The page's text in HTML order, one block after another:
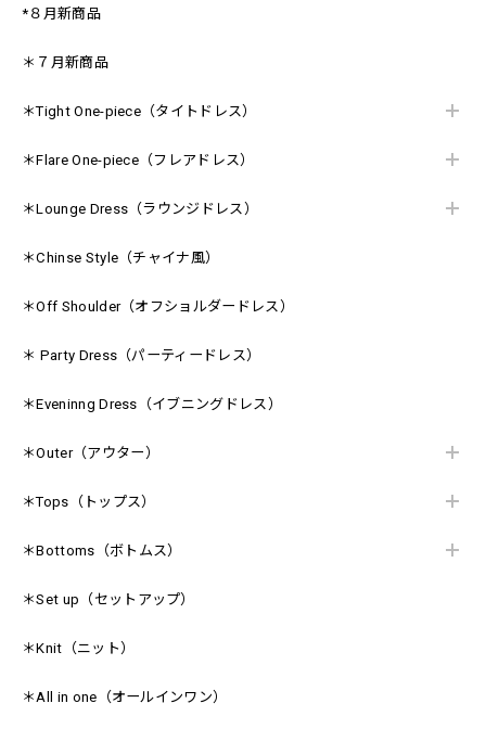
*８月新商品
＊７月新商品
＊Tight One-piece（タイトドレス）
＊Flare One-piece（フレアドレス）
＊Lounge Dress（ラウンジドレス）
＊Chinse Style（チャイナ風）
＊Off Shoulder（オフショルダードレス）
＊ Party Dress（パーティードレス）
＊Eveninng Dress（イブニングドレス）
＊Outer（アウター）
＊Tops（トップス）
＊Bottoms（ボトムス）
＊Set up（セットアップ）
＊Knit（ニット）
＊All in one（オールインワン）